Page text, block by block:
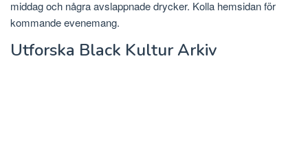
middag och några avslappnade drycker. Kolla hemsidan för
kommande evenemang.
Utforska Black Kultur Arkiv